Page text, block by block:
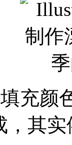
充颜
，其